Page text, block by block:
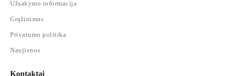
Užsakymo informacija
Grąžinimas
Privatumo politika
Naujienos
Kontaktai